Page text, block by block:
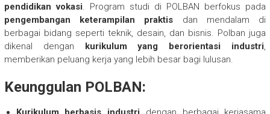
pendidikan vokasi. Program studi di POLBAN berfokus pada
pengembangan keterampilan praktis dan mendalam di
berbagai bidang seperti teknik, desain, dan bisnis. Polban juga
dikenal dengan kurikulum yang berorientasi industri,
memberikan peluang kerja yang lebih besar bagi lulusan.
Keunggulan POLBAN: